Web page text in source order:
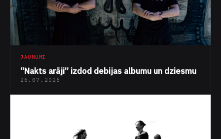
JAUNUMI
“Nakts arāji” izdod debijas albumu un dziesmu
26.07.2026